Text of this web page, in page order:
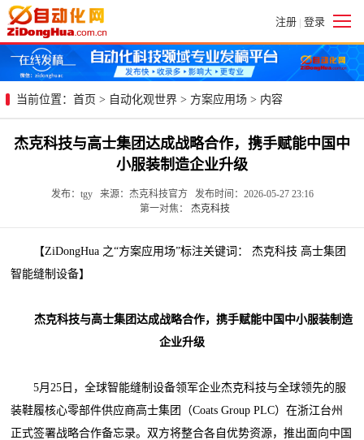
注册 | 登录
当前位置： 首页 > 自动化观世界 > 方案应用场 > 内容
杰克科技与高士集团达成战略合作，携手赋能中国中
小服装制造企业升级
发布：tgy 来源：杰克科技官方 发布时间：2026-05-27 23:16
第一对焦： 杰克科技
【ZiDongHua 之“方案应用场”标注关键词： 杰克科技 高士集团
智能缝制设备】
杰克科技与高士集团达成战略合作，携手赋能中国中小服装制造
企业升级
5月25日，全球智能缝制设备领军企业杰克科技与全球领先的服
装鞋履核心零部件供应商高士集团（Coats Group PLC）在浙江台州
正式签署战略合作备忘录。双方将整合各自优势资源，推出面向中国